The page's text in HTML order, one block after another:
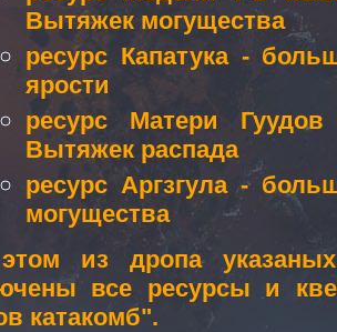
Вытяжек могущества
ресурс Капатука -
ярости
ресурс Матери
Вытяжек распада
ресурс Аргзгула -
могущества
из дропа
все ресурсы и
катакомб".